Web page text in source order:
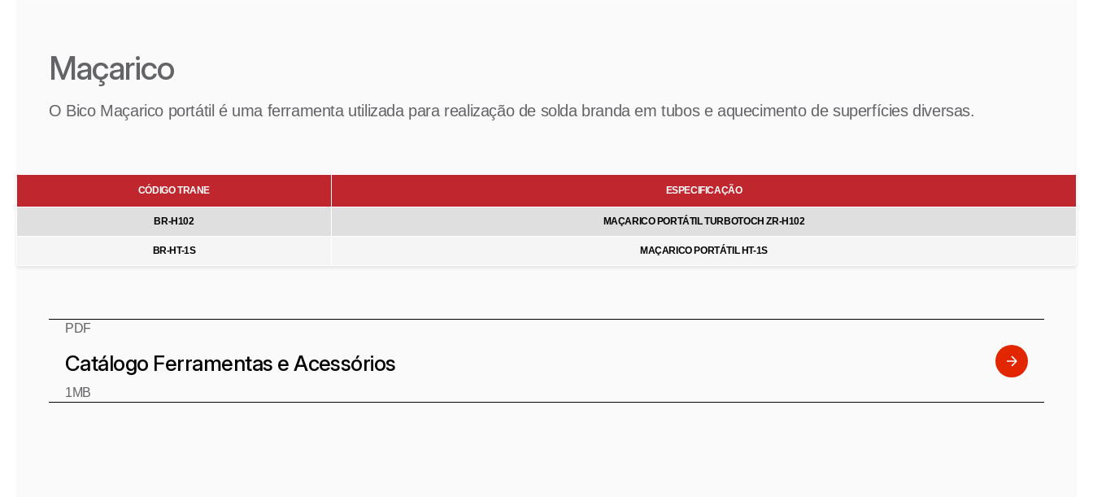
Maçarico
O Bico Maçarico portátil é uma ferramenta utilizada para realização de solda branda em tubos e aquecimento de superfícies diversas.
CÓDIGO TRANE ESPECIFICAÇÃO
BR-H102 MAÇARICO PORTÁTIL TURBOTOCH ZR-H102
BR-HT-1S MAÇARICO PORTÁTIL HT-1S
PDF
Catálogo Ferramentas e Acessórios
1MB